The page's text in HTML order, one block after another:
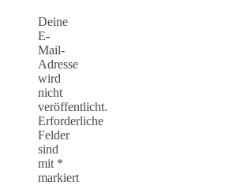
Deine
E-
Mail-
Adresse
wird
nicht
veröffentlicht.
Erforderliche
Felder
sind
mit *
markiert